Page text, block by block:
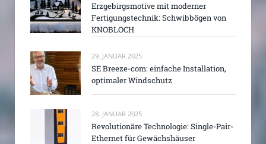
Erzgebirgsmotive mit moderner
Fertigungstechnik: Schwibbögen von
KNOBLOCH
29. JANUAR 2025
SE Breeze-com: einfache Installation,
optimaler Windschutz
28. JANUAR 2025
Revolutionäre Technologie: Single-Pair-
Ethernet für Gewächshäuser